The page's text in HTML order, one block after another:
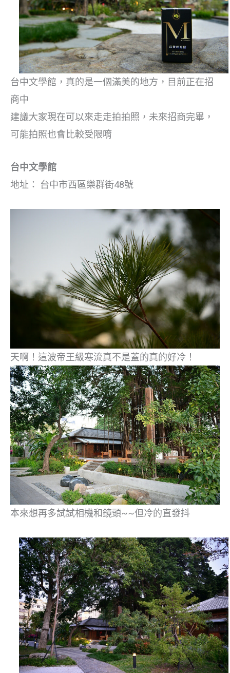
台中文學館，真的是一個滿美的地方，目前正在招
商中
建議大家現在可以來走走拍拍照，未來招商完畢，
可能拍照也會比較受限唷
台中文學館
地址： 台中市西區樂群街48號
天啊！這波帝王級寒流真不是蓋的真的好冷！
本來想再多試試相機和鏡頭~~但冷的直發抖